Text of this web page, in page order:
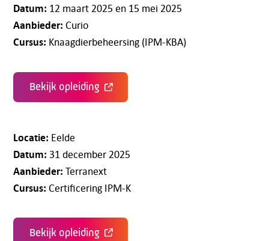
Datum: 12 maart 2025 en 15 mei 2025
Aanbieder: Curio
Cursus: Knaagdierbeheersing (IPM-KBA)
Bekijk opleiding
Locatie: Eelde
Datum: 31 december 2025
Aanbieder: Terranext
Cursus: Certificering IPM-K
Bekijk opleiding